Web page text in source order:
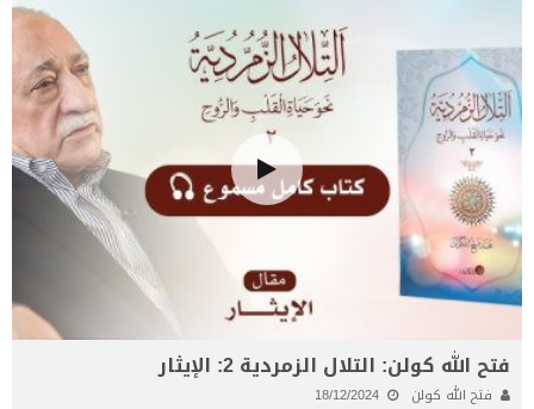
فتح الله كولن: التلال الزمردية 2: الإيثار
فتح الله كولن
18/12/2024